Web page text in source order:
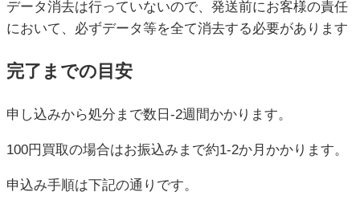
データ消去は行っていないので、発送前にお客様の責任
において、必ずデータ等を全て消去する必要があります
完了までの目安
申し込みから処分まで数日-2週間かかります。
100円買取の場合はお振込みまで約1-2か月かかります。
申込み手順は下記の通りです。